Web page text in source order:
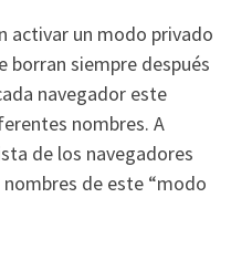
activar un modo privado
borran siempre después
navegador este
nombres. A
de los navegadores
de este “modo